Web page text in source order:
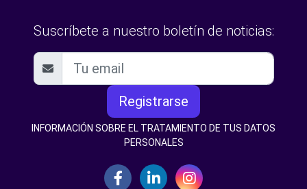
Suscríbete a nuestro boletín de noticias:
Registrarse
INFORMACIÓN SOBRE EL TRATAMIENTO DE TUS DATOS
PERSONALES